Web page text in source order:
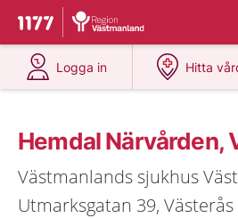
Till startsidan för 1177
Du har valt region
Logga in
på 1177.se
Hitta
på
Hemdal Närvården,
Västmanlands sjukhus
Utmarksgatan 39, Västerås